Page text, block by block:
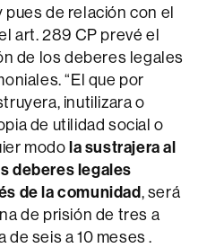
pues de relación con el
art. 289 CP prevé el
de los deberes legales
“El que por
inutilizara o
de utilidad social o
modola sustrajera al
deberes legales
de la comunidad, será
de prisión de tres a
seis a 10 meses .